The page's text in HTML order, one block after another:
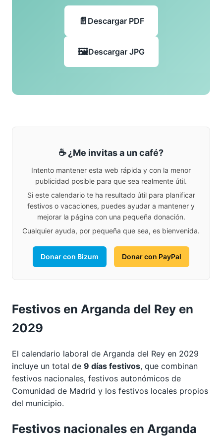
Descargar PDF
Descargar JPG
☕ ¿Me invitas a un café?
Intento mantener esta web rápida y con la menor
publicidad posible para que sea realmente útil.
Si este calendario te ha resultado útil para planificar
festivos o vacaciones, puedes ayudar a mantener y
mejorar la página con una pequeña donación.
Cualquier ayuda, por pequeña que sea, es bienvenida.
Donar con Bizum Donar con PayPal
Festivos en Arganda del Rey en
2029
El calendario laboral de Arganda del Rey en 2029
incluye un total de 9 días festivos, que combinan
festivos nacionales, festivos autonómicos de
Comunidad de Madrid y los festivos locales propios
del municipio.
Festivos nacionales en Arganda